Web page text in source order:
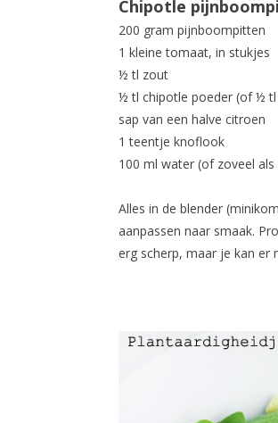
Chipotle
200 gram pijnboompitten
1 kleine tomaat, in stukjes
½ tl zout
½ tl chipotle poeder (of ½
sap van een halve citroen
1 teentje knoflook
100 ml water (of zoveel als
Alles in de blender
aanpassen naar smaak.
erg scherp, maar je kan er